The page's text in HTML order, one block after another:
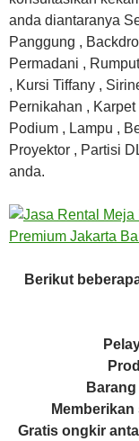
anda diantaranya
Panggung ,
Permadani ,
, Kursi Tiffany ,
Pernikahan ,
Podium , Lampu ,
Proyektor , Partisi
anda.
Berikut
Gratis ongkir